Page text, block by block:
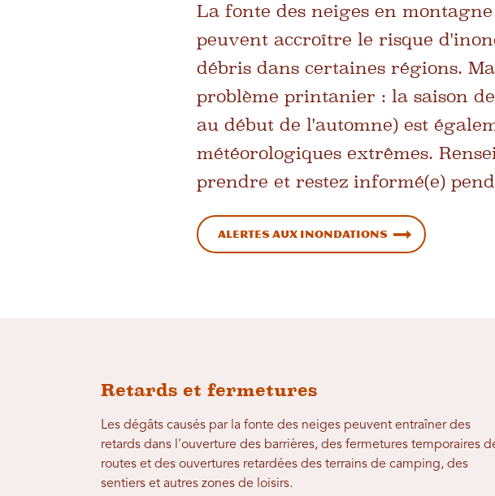
La fonte des neiges en
peuvent accroître le risque
débris dans certaines régions.
problème printanier : la saison
au début de l'automne) est
météorologiques extrêmes.
prendre et restez informé(e)
Alertes aux inondations
Retards et fermetures
Les dégâts causés par la fonte des neiges peuvent entraîner des
retards dans l'ouverture des barrières, des fermetures temporaires
routes et des ouvertures retardées des terrains de camping, des
sentiers et autres zones de loisirs.